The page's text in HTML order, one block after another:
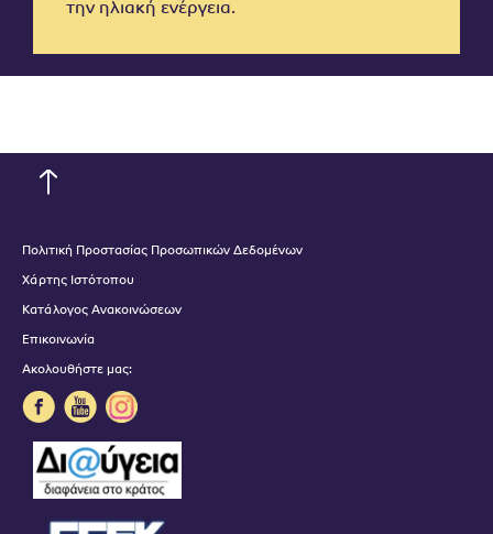
την ηλιακή ενέργεια.
Πολιτική Προστασίας Προσωπικών Δεδομένων
Χάρτης Ιστότοπου
Κατάλογος Ανακοινώσεων
Επικοινωνία
Ακολουθήστε μας: